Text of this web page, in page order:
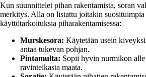
Kun suunnittelet pihan rakentamista, soran
merkitys. Alla on listattu joitakin
käyttötarkoituksia piharakentamisessa:
Murskesora: Käytetään usein
antaa tukevan pohjan.
Pintamulta: Sopii hyvin nurmikon
ravinteikasta maata.